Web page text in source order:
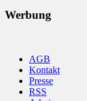
Werbung
AGB
Kontakt
Presse
RSS